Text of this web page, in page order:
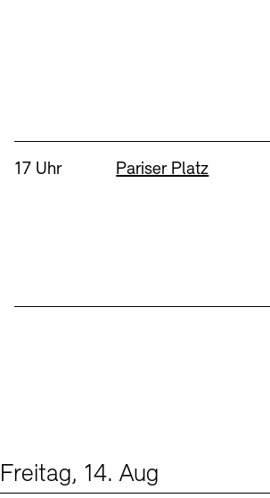
Uhrzeit:
17 Uhr Standort
Pariser Platz
Freitag, 14. Aug